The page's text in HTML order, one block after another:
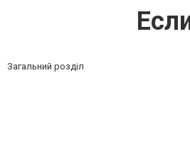
Загальний розділ